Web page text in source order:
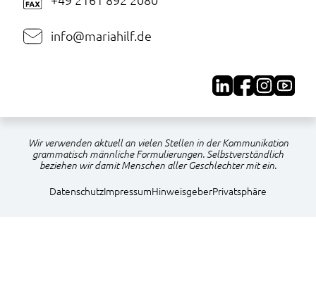
info@mariahilf.de
Wir verwenden aktuell an vielen Stellen in der Kommunikation
grammatisch männliche Formulierungen. Selbstverständlich
beziehen wir damit Menschen aller Geschlechter mit ein.
NavigationDatenschutzImpressumHinweisgeberPrivatsphäre